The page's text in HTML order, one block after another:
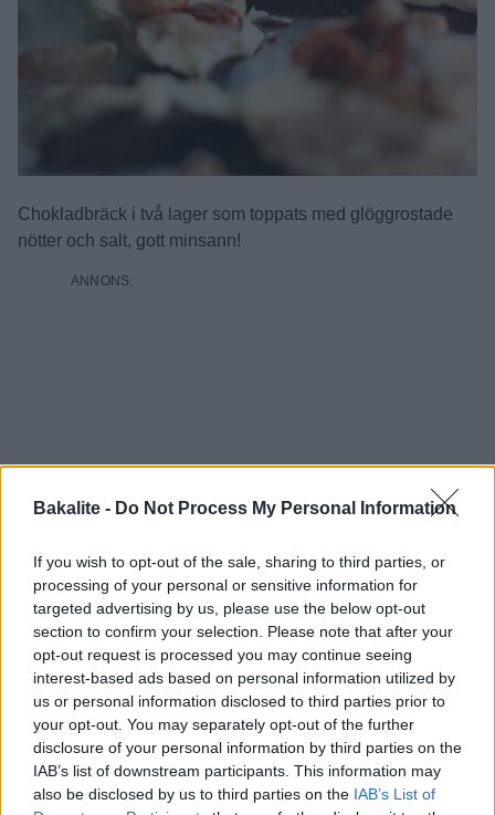
Bakalite - Do Not Process My Personal Information
If you wish to opt-out of the sale, sharing to third parties, or
processing of your personal or sensitive information for
targeted advertising by us, please use the below opt-out
section to confirm your selection. Please note that after your
opt-out request is processed you may continue seeing
interest-based ads based on personal information utilized by
us or personal information disclosed to third parties prior to
your opt-out. You may separately opt-out of the further
disclosure of your personal information by third parties on the
IAB’s list of downstream participants. This information may
also be disclosed by us to third parties on the IAB’s List of
Chokladbräck i två lager som toppats med glöggrostade
nötter och salt, gott minsann!
Nej, det går säkert inte att säga att att man rostar något i
glögg, det är ju vätska och måste det inte vara torrt för att
rostas? Förmodligen men så blev det nu. Glöggrostat.